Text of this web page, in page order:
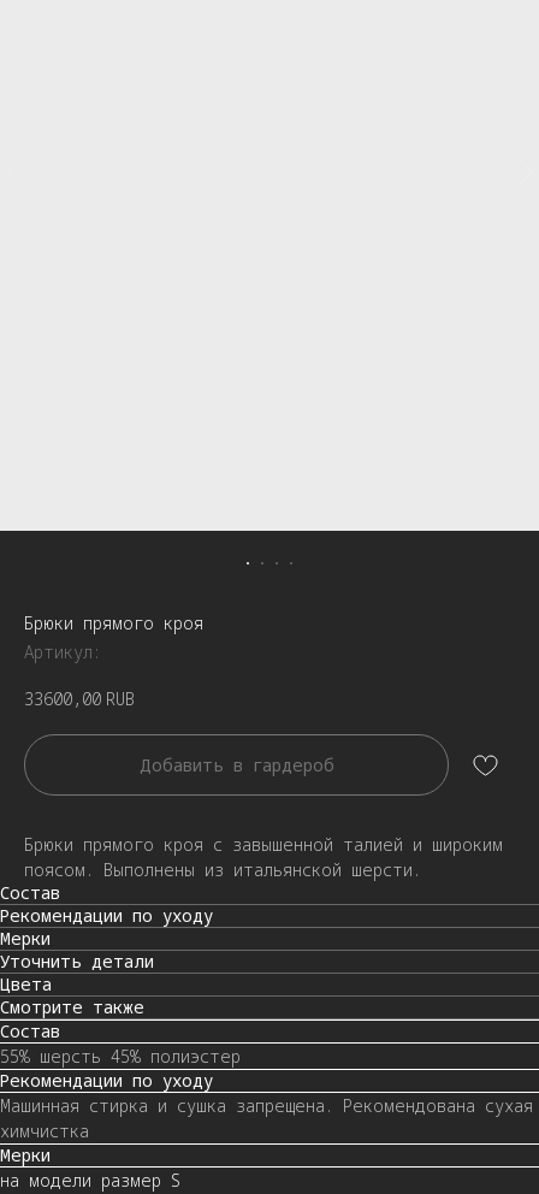
Брюки прямого кроя
Артикул:
33600,00 RUB
Добавить в гардероб
Брюки прямого кроя с завышенной талией и широким
поясом. Выполнены из итальянской шерсти.
Состав
Рекомендации по уходу
Мерки
Уточнить детали
Цвета
Смотрите также
Состав
55% шерсть 45% полиэстер
Рекомендации по уходу
Машинная стирка и сушка запрещена. Рекомендована сухая
химчистка
Мерки
на модели размер S